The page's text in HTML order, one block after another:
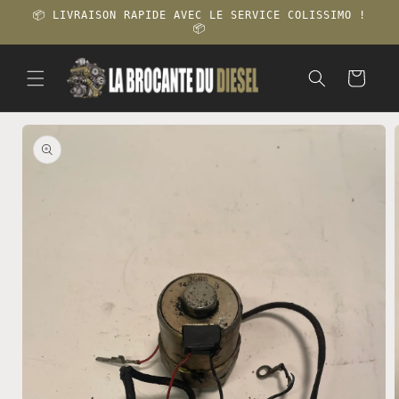
passer
📦 LIVRAISON RAPIDE AVEC LE SERVICE COLISSIMO !
📦
Panier
Passer aux
informations
produits